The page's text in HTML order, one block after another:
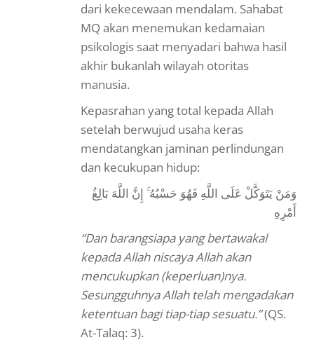
dari kekecewaan mendalam. Sahabat
MQ akan menemukan kedamaian
psikologis saat menyadari bahwa hasil
akhir bukanlah wilayah otoritas
manusia.
Kepasrahan yang total kepada Allah
setelah berwujud usaha keras
mendatangkan jaminan perlindungan
dan kecukupan hidup:
وَمَنْ يَتَوَكَّلْ عَلَى اللَّهِ فَهُوَ حَسْبُهُ ۚ إِنَّ اللَّهَ بَالِغُ
أَمْرِهِ
“Dan barangsiapa yang bertawakal
kepada Allah niscaya Allah akan
mencukupkan (keperluan)nya.
Sesungguhnya Allah telah mengadakan
ketentuan bagi tiap-tiap sesuatu.”(QS.
At-Talaq: 3).